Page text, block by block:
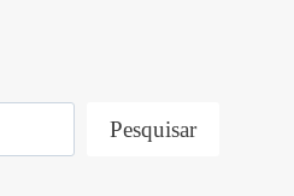
Pesquisar